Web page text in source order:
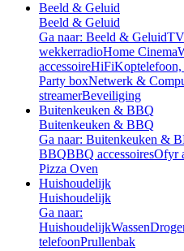
Beeld & Geluid
Beeld & Geluid
Ga naar: Beeld & GeluidTV
wekkerradioHome Cinema
accessoireHiFiKoptelefoon,
Party boxNetwerk &
streamerBeveiliging
Buitenkeuken & BBQ
Buitenkeuken & BBQ
Ga naar: Buitenkeuken &
BBQBBQ accessoiresOfyr
Pizza Oven
Huishoudelijk
Huishoudelijk
Ga naar:
HuishoudelijkWassen
telefoonPrullenbak